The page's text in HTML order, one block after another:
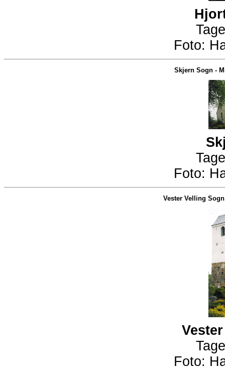
Foto:
Skjern Sogn -
Foto:
Vester Velling Sogn
Foto: